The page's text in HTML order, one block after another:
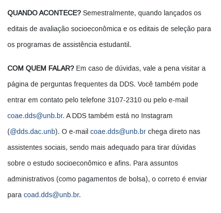
QUANDO ACONTECE? Semestralmente, quando lançados os
editais de avaliação socioeconômica e os editais de seleção para
os programas de assistência estudantil.
COM QUEM FALAR? Em caso de dúvidas, vale a pena visitar a
página de perguntas frequentes da DDS. Você também pode
entrar em contato pelo telefone 3107-2310 ou pelo e-mail
coae.dds@unb.br. A DDS também está no Instagram
(@dds.dac.unb). O e-mail coae.dds@unb.br chega direto nas
assistentes sociais, sendo mais adequado para tirar dúvidas
sobre o estudo socioeconômico e afins. Para assuntos
administrativos (como pagamentos de bolsa), o correto é enviar
para coad.dds@unb.br.